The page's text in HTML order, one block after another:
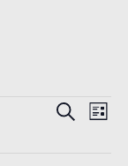
Liste